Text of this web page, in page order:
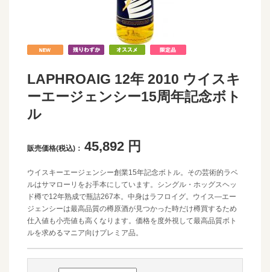
LAPHROAIG 12年 2010 ウイスキ
ーエージェンシー15周年記念ボト
ル
販売価格(税込)： 45,892 円
ウイスキーエージェンシー創業15年記念ボトル。その芸術的ラベ
ルはサマローリをお手本にしています。シングル・ホッグスヘッ
ド樽で12年熟成で瓶詰267本。中身はラフロイグ。ウイス―エー
ジェンシーは最高品質の樽原酒が見つかった時だけ樽買するため
仕入値も小売値も高くなります。価格を度外視して最高品質ボト
ルを求めるマニア向けプレミア品。